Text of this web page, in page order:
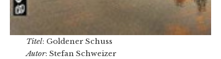
Titel: Goldener Schuss
Autor: Stefan Schweizer